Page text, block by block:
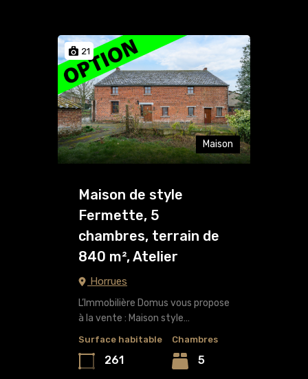
21
Maison
Maison de style
Fermette, 5
chambres, terrain de
840 m², Atelier
Horrues
L’Immobilière Domus vous propose
à la vente : Maison style…
Surface habitable
261
Chambres
5